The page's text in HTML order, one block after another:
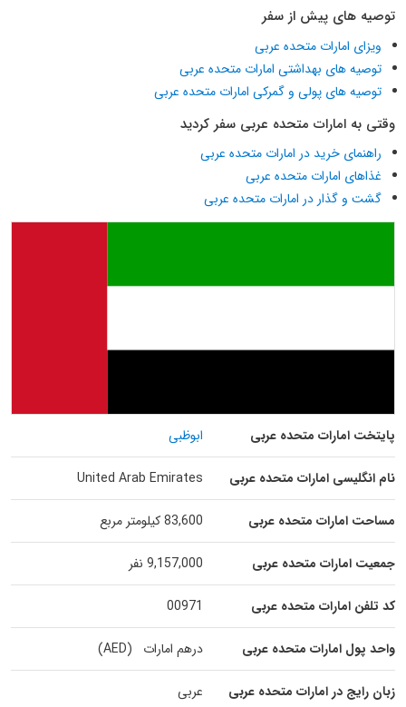
توصیه های پیش از سفر
ویزای امارات متحده عربی
توصیه های بهداشتی امارات متحده عربی
توصیه های پولی و گمرکی امارات متحده عربی
وقتی به امارات متحده عربی سفر کردید
راهنمای خرید در امارات متحده عربی
غذاهای امارات متحده عربی
گشت و گذار در امارات متحده عربی
پایتخت امارات متحده عربی ابوظبی
نام انگلیسی امارات متحده عربی United Arab Emirates
مساحت امارات متحده عربی 83,600 کیلومتر مربع
جمعیت امارات متحده عربی 9,157,000 نفر
کد تلفن امارات متحده عربی 00971
واحد پول امارات متحده عربی درهم امارات (AED)
زبان رایج در امارات متحده عربی عربی